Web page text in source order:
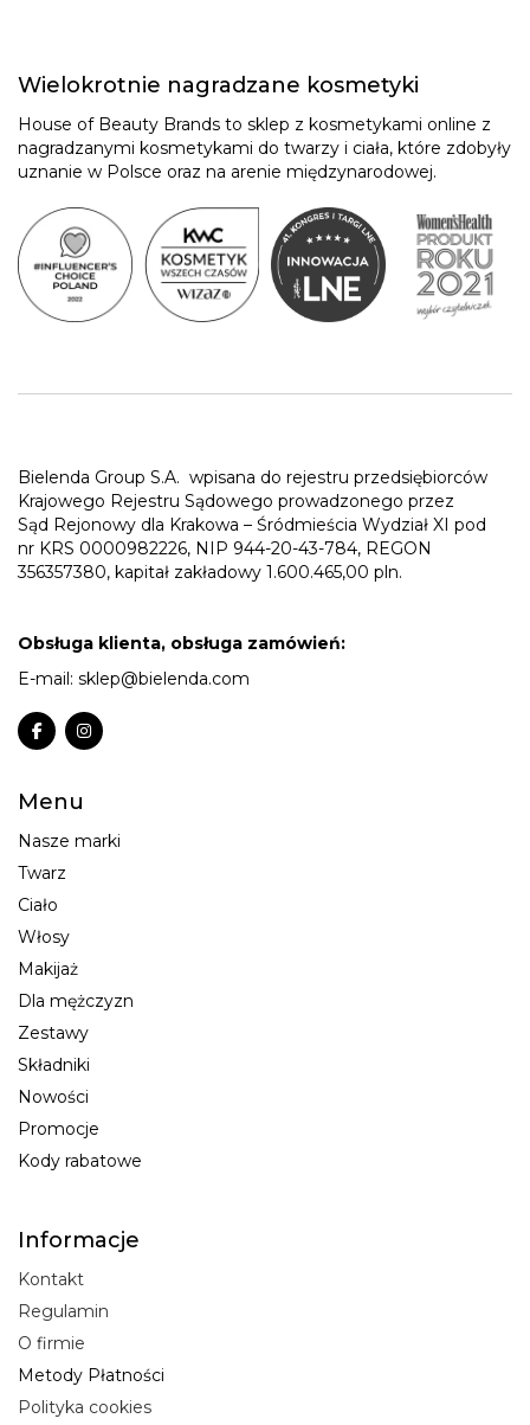
Wielokrotnie nagradzane kosmetyki
House of Beauty Brands to sklep z kosmetykami online z
nagradzanymi kosmetykami do twarzy i ciała, które zdobyły
uznanie w Polsce oraz na arenie międzynarodowej.
Bielenda Group S.A. wpisana do rejestru przedsiębiorców
Krajowego Rejestru Sądowego prowadzonego przez
Sąd Rejonowy dla Krakowa – Śródmieścia Wydział XI pod
nr KRS 0000982226, NIP 944-20-43-784, REGON
356357380, kapitał zakładowy 1.600.465,00 pln.
Obsługa klienta, obsługa zamówień:
E-mail: sklep@bielenda.com
Menu
Nasze marki
Twarz
Ciało
Włosy
Makijaż
Dla mężczyzn
Zestawy
Składniki
Nowości
Promocje
Kody rabatowe
Informacje
Kontakt
Regulamin
O firmie
Metody Płatności
Polityka cookies